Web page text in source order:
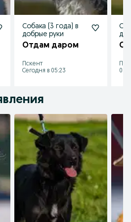
Собака (3 года) в
добрые руки
Отдам даром
Пскент
Сегодня в 05:23
06